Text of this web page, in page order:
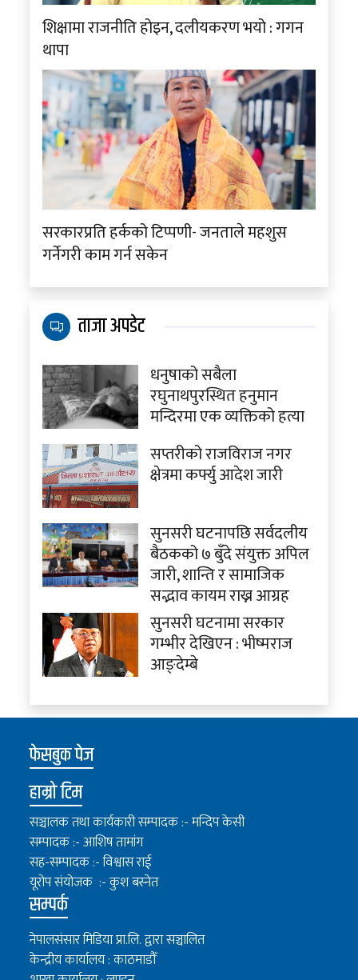
शिक्षामा राजनीति होइन, दलीयकरण भयो : गगन
थापा
सरकारप्रति हर्कको टिप्पणी- जनताले महशुस
गर्नेगरी काम गर्न सकेन
ताजा अपडेट
धनुषाको सबैला
रघुनाथपुरस्थित हनुमान
मन्दिरमा एक व्यक्तिको हत्या
सप्तरीको राजविराज नगर
क्षेत्रमा कर्फ्यु आदेश जारी
सुनसरी घटनापछि सर्वदलीय
बैठकको ७ बुँदे संयुक्त अपिल
जारी, शान्ति र सामाजिक
सद्भाव कायम राख्न आग्रह
सुनसरी घटनामा सरकार
गम्भीर देखिएन : भीष्मराज
आङ्देम्बे
फेसबुक पेज
हाम्रो टिम
सञ्चालक तथा कार्यकारी सम्पादक :- मन्दिप केसी
सम्पादक :- आशिष तामांग
सह-सम्पादक :- विश्वास राई
यूरोप संयोजक :- कुश बस्नेत
सम्पर्क
नेपालसंसार मिडिया प्रा.लि. द्वारा सञ्चालित
केन्द्रीय कार्यालय : काठमाडौँ